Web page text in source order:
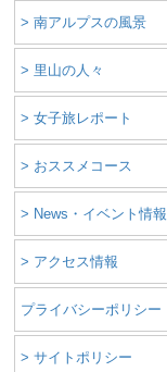
> 南アルプスの風景
> 里山の人々
> 女子旅レポート
> おススメコース
> News・イベント情報
> アクセス情報
プライバシーポリシー
> サイトポリシー